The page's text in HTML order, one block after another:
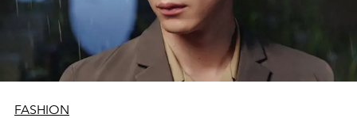
FASHION